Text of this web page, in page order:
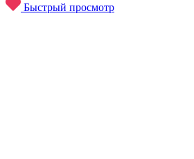
Быстрый просмотр